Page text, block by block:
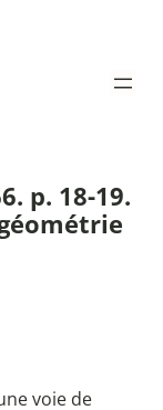
p. 18-19.
voie de